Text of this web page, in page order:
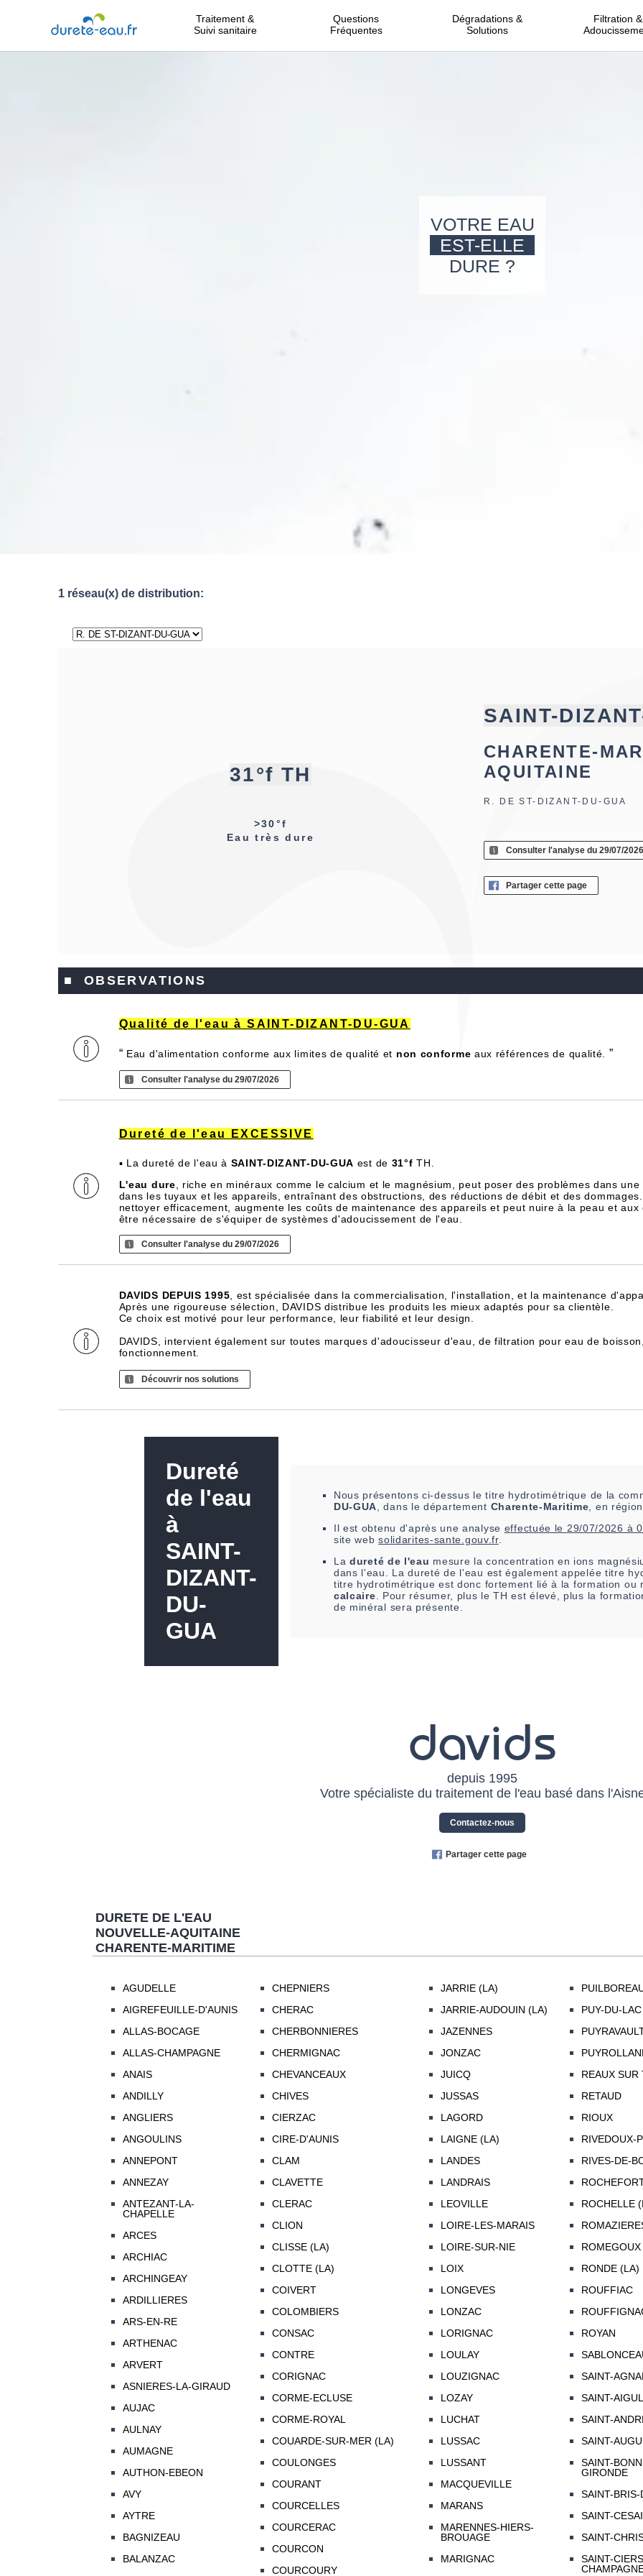
Traitement &
Suivi sanitaire
Questions
Fréquentes
Dégradations &
Solutions
Filtration &
VOTRE EAU
EST-ELLE
DURE ?
1 réseau(x) de distribution:
31°f TH
>30°f
Eau très dure
SAINT-
CHARENTE-
AQUITAINE
R. DE ST-DIZANT-DU-GUA
Consulter l'analyse du 29/07/2026
Partager cette page
■ OBSERVATIONS
Qualité de l'eau à SAINT-DIZANT-DU-GUA
“ Eau d'alimentation conforme aux limites de qualité et non conforme aux références de qualité. ”
Consulter l'analyse du 29/07/2026
Dureté de l'eau EXCESSIVE
▪ La dureté de l'eau à SAINT-DIZANT-DU-GUA est de 31°f TH.
L'eau dure , riche en minéraux comme le calcium et le magnésium, peut poser des problèmes dans
dans les tuyaux et les appareils, entraînant des obstructions, des réductions de débit et des
nettoyer efficacement, augmente les coûts de maintenance des appareils et peut nuire à la peau et
être nécessaire de s'équiper de systèmes d'adoucissement de l'eau.
Consulter l'analyse du 29/07/2026
DAVIDS DEPUIS 1995 , est spécialisée dans la commercialisation, l'installation, et la maintenance
Après une rigoureuse sélection, DAVIDS distribue les produits les mieux adaptés pour sa clientèle.
Ce choix est motivé pour leur performance, leur fiabilité et leur design.
DAVIDS, intervient également sur toutes marques d'adoucisseur d'eau, de filtration pour eau de
fonctionnement.
Découvrir nos solutions
Dureté
de l'eau
à
SAINT-
DIZANT-
DU-
GUA
Nous présentons ci-dessus le titre hydrotimétrique de la
DU-GUA, dans le département Charente-Maritime, en
Il est obtenu d'après une analyse effectuée le 29/07/2026 à
site websolidarites-sante.gouv.fr.
La dureté de l'eau mesure la concentration en ions
dans l'eau. La dureté de l'eau est également appelée titre
titre hydrotimétrique est donc fortement lié à la formation ou
calcaire. Pour résumer, plus le TH est élevé, plus la
de minéral sera présente.
davids
depuis 1995
Votre spécialiste du traitement de l'eau basé dans
Contactez-nous
Partager cette page
DURETE DE L'EAU
NOUVELLE-AQUITAINE
CHARENTE-MARITIME
AGUDELLE
AIGREFEUILLE-D'AUNIS
ALLAS-BOCAGE
ALLAS-CHAMPAGNE
ANAIS
ANDILLY
ANGLIERS
ANGOULINS
ANNEPONT
ANNEZAY
ANTEZANT-LA-
CHAPELLE
ARCES
ARCHIAC
ARCHINGEAY
ARDILLIERES
ARS-EN-RE
ARTHENAC
ARVERT
ASNIERES-LA-GIRAUD
AUJAC
AULNAY
AUMAGNE
AUTHON-EBEON
AVY
AYTRE
BAGNIZEAU
BALANZAC
CHEPNIERS
CHERAC
CHERBONNIERES
CHERMIGNAC
CHEVANCEAUX
CHIVES
CIERZAC
CIRE-D'AUNIS
CLAM
CLAVETTE
CLERAC
CLION
CLISSE (LA)
CLOTTE (LA)
COIVERT
COLOMBIERS
CONSAC
CONTRE
CORIGNAC
CORME-ECLUSE
CORME-ROYAL
COUARDE-SUR-MER (LA)
COULONGES
COURANT
COURCELLES
COURCERAC
COURCON
COURCOURY
JARRIE (LA)
JARRIE-AUDOUIN (LA)
JAZENNES
JONZAC
JUICQ
JUSSAS
LAGORD
LAIGNE (LA)
LANDES
LANDRAIS
LEOVILLE
LOIRE-LES-MARAIS
LOIRE-SUR-NIE
LOIX
LONGEVES
LONZAC
LORIGNAC
LOULAY
LOUZIGNAC
LOZAY
LUCHAT
LUSSAC
LUSSANT
MACQUEVILLE
MARANS
MARENNES-HIERS-
BROUAGE
MARIGNAC
PUY-DU-LAC
REAUX SUR
RETAUD
RIOUX
RIVEDOUX-
RIVES-DE-
ROCHELLE
ROMEGOUX
RONDE (LA)
ROUFFIAC
ROYAN
SAINT-
SAINT-
SAINT-
SAINT-
SAINT-
GIRONDE
SAINT-BRIS-
SAINT-
SAINT-
SAINT-